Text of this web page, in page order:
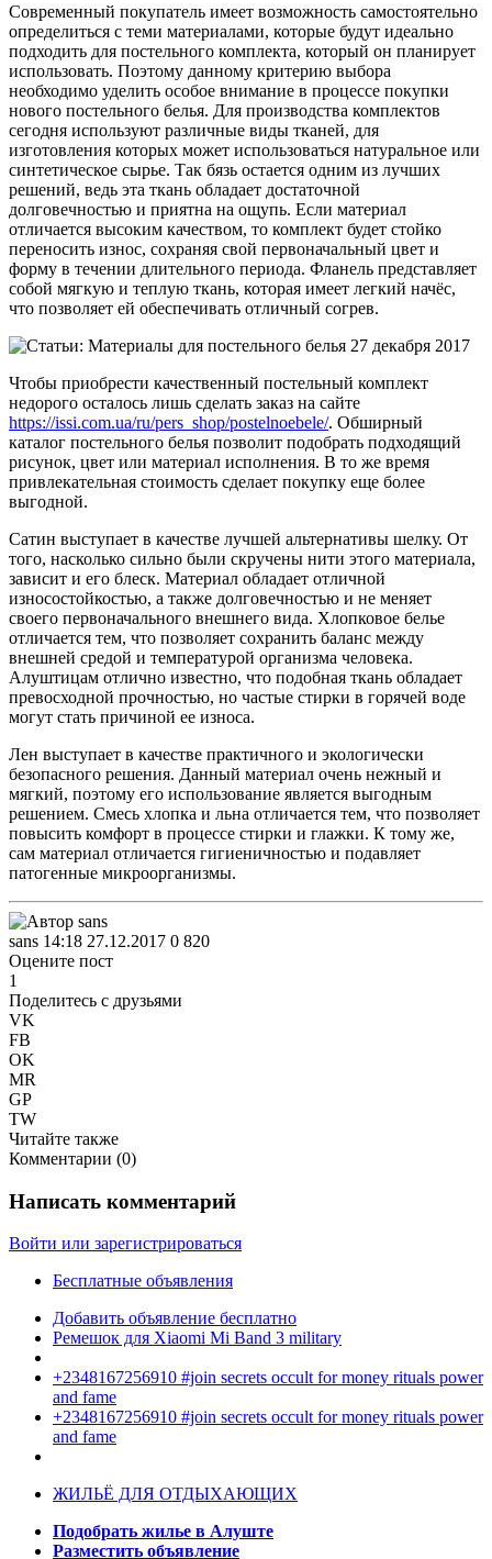
Современный покупатель имеет возможность самостоятельно
определиться с теми материалами, которые будут идеально
подходить для постельного комплекта, который он планирует
использовать. Поэтому данному критерию выбора
необходимо уделить особое внимание в процессе покупки
нового постельного белья. Для производства комплектов
сегодня используют различные виды тканей, для
изготовления которых может использоваться натуральное или
синтетическое сырье. Так бязь остается одним из лучших
решений, ведь эта ткань обладает достаточной
долговечностью и приятна на ощупь. Если материал
отличается высоким качеством, то комплект будет стойко
переносить износ, сохраняя свой первоначальный цвет и
форму в течении длительного периода. Фланель представляет
собой мягкую и теплую ткань, которая имеет легкий начёс,
что позволяет ей обеспечивать отличный согрев.
Чтобы приобрести качественный постельный комплект
недорого осталось лишь сделать заказ на сайте
https://issi.com.ua/ru/pers_shop/postelnoebele/. Обширный
каталог постельного белья позволит подобрать подходящий
рисунок, цвет или материал исполнения. В то же время
привлекательная стоимость сделает покупку еще более
выгодной.
Сатин выступает в качестве лучшей альтернативы шелку. От
того, насколько сильно были скручены нити этого материала,
зависит и его блеск. Материал обладает отличной
износостойкостью, а также долговечностью и не меняет
своего первоначального внешнего вида. Хлопковое белье
отличается тем, что позволяет сохранить баланс между
внешней средой и температурой организма человека.
Алуштицам отлично известно, что подобная ткань обладает
превосходной прочностью, но частые стирки в горячей воде
могут стать причиной ее износа.
Лен выступает в качестве практичного и экологически
безопасного решения. Данный материал очень нежный и
мягкий, поэтому его использование является выгодным
решением. Смесь хлопка и льна отличается тем, что позволяет
повысить комфорт в процессе стирки и глажки. К тому же,
сам материал отличается гигиеничностью и подавляет
патогенные микроорганизмы.
sans 14:18 27.12.2017 0 820
Оцените пост
1
Поделитесь с друзьями
VK
FB
OK
MR
GP
TW
Читайте также
Комментарии (0)
Написать комментарий
Войти или зарегистрироваться
Бесплатные объявления
Добавить объявление бесплатно
Ремешок для Xiaomi Mi Band 3 military
+2348167256910 #join secrets occult for money rituals power
and fame
+2348167256910 #join secrets occult for money rituals power
and fame
ЖИЛЬЁ ДЛЯ ОТДЫХАЮЩИХ
Подобрать жилье в Алуште
Разместить объявление